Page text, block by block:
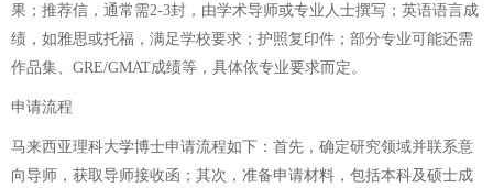
果；推荐信，通常需2-3封，由学术导师或专业人士撰写；英语语言成
绩，如雅思或托福，满足学校要求；护照复印件；部分专业可能还需
作品集、GRE/GMAT成绩等，具体依专业要求而定。
申请流程
马来西亚理科大学博士申请流程如下：首先，确定研究领域并联系意
向导师，获取导师接收函；其次，准备申请材料，包括本科及硕士成